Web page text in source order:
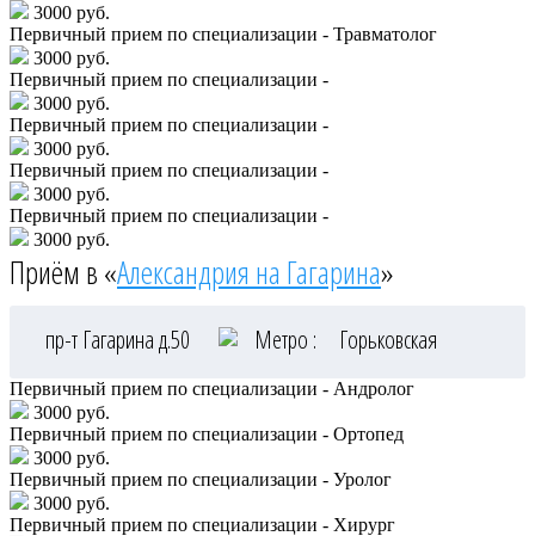
3000 руб.
Первичный прием по специализации - Травматолог
3000 руб.
Первичный прием по специализации -
3000 руб.
Первичный прием по специализации -
3000 руб.
Первичный прием по специализации -
3000 руб.
Первичный прием по специализации -
3000 руб.
Приём в «Александрия на Гагарина»
пр-т Гагарина д.50 Метро : Горьковская
Первичный прием по специализации - Андролог
3000 руб.
Первичный прием по специализации - Ортопед
3000 руб.
Первичный прием по специализации - Уролог
3000 руб.
Первичный прием по специализации - Хирург